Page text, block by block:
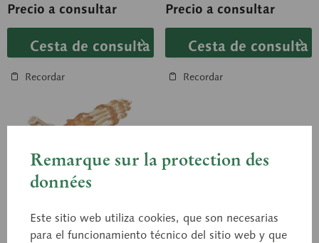
Precio a consultar
Cesta de consulta
Recordar
Precio a consultar
Cesta de consulta
Recordar
Remarque sur la protection des
données
Este sitio web utiliza cookies, que son necesarias
para el funcionamiento técnico del sitio web y que